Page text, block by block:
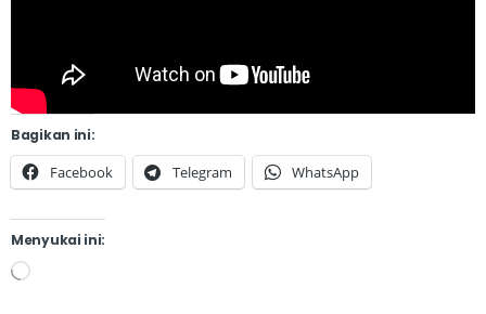
Bagikan ini:
Facebook Telegram WhatsApp
Menyukai ini: